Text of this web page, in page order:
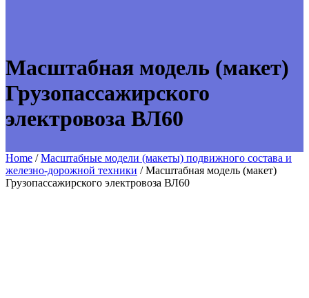
Масштабная модель (макет)
Грузопассажирского
электровоза ВЛ60
Home /Масштабные модели (макеты) подвижного состава и
железно-дорожной техники / Масштабная модель (макет)
Грузопассажирского электровоза ВЛ60